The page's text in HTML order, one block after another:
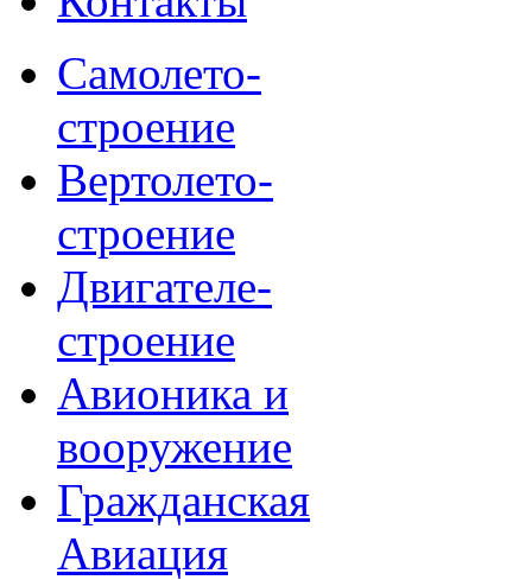
Самолето-
строение
Вертолето-
строение
Двигателе-
строение
Авионика и
вооружение
Гражданская
Авиация